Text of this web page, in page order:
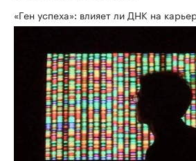
«Ген успеха»: влияет ли ДНК на